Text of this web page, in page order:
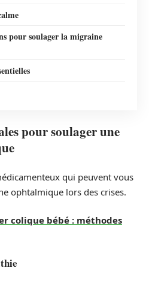
pour soulager la migraine
pour soulager une
qui peuvent vous
ophtalmique lors des crises.
colique bébé : méthodes